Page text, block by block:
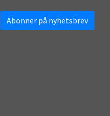
Abonner på nyhetsbrev